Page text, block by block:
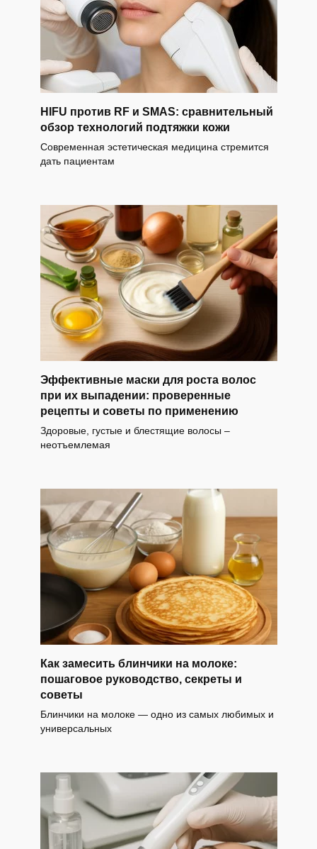
HIFU против RF и SMAS: сравнительный
обзор технологий подтяжки кожи
Современная эстетическая медицина стремится
дать пациентам
Эффективные маски для роста волос
при их выпадении: проверенные
рецепты и советы по применению
Здоровые, густые и блестящие волосы –
неотъемлемая
Как замесить блинчики на молоке:
пошаговое руководство, секреты и
советы
Блинчики на молоке — одно из самых любимых и
универсальных